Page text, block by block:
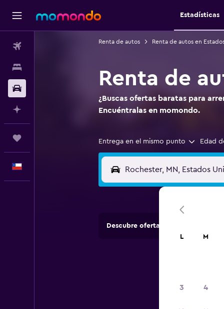
Estadísticas
Renta de autos Renta de autos en
Renta de
¿Buscas ofertas baratas para
Encuéntralas en momondo.
Entrega en el mismo punto Edad
Descubre ofertas de agencias de
L M
3 4